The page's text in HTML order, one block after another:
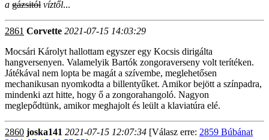
a gázsitól víztől...
2861 Corvette 2021-07-15 14:03:29
Mocsári Károlyt hallottam egyszer egy Kocsis dirigálta
hangversenyen. Valamelyik Bartók zongoraverseny volt terítéken.
Játékával nem lopta be magát a szívembe, meglehetősen
mechanikusan nyomkodta a billentyűket. Amikor bejött a színpadra,
mindenki azt hitte, hogy ő a zongorahangoló. Nagyon
meglepődtünk, amikor meghajolt és leült a klaviatúra elé.
2860 joska141 2021-07-15 12:07:34 [Válasz erre: 2859 Búbánat